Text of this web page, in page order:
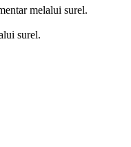
melalui surel.
surel.